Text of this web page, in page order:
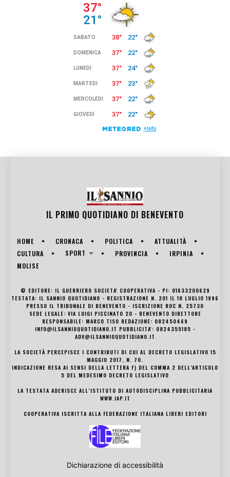
IL PRIMO QUOTIDIANO DI BENEVENTO
HOME CRONACA POLITICA
ATTUALITÀ
CULTURA
SPORT PROVINCIA
IRPINIA
MOLISE
© EDITORE: IL GUERRIERO SOCIETA' COOPERATIVA - PI: 01633200629
TESTATA: IL SANNIO QUOTIDIANO - REGISTRAZIONE N. 201 IL 18 LUGLIO 1996
PRESSO IL TRIBUNALE DI BENEVENTO - ISCRIZIONE ROC N. 25730
SEDE LEGALE: VIA LUIGI PICCINATO 20 - BENEVENTO DIRETTORE
RESPONSABILE: MARCO TISO REDAZIONE: 082450469
INFO@ILSANNIOQUOTIDIANO.IT PUBBLICITA': 0824355185 -
ADV@ILSANNIOQUOTIDIANO.IT
LA SOCIETÀ PERCEPISCE I CONTRIBUTI DI CUI AL DECRETO LEGISLATIVO 15
MAGGIO 2017, N. 70.
INDICAZIONE RESA AI SENSI DELLA LETTERA F) DEL COMMA 2 DELL’ARTICOLO
5 DEL MEDESIMO DECRETO LEGISLATIVO
LA TESTATA ADERISCE ALL’ISTITUTO DI AUTODISCIPLINA PUBBLICITARIA
WWW.IAP.IT
COOPERATIVA ISCRITTA ALLA FEDERAZIONE ITALIANA LIBERI EDITORI
Dichiarazione di accessibilità